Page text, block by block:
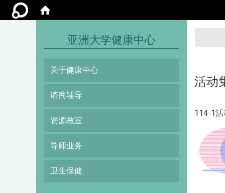
亚洲大学健康中心
关于健康中心
谘商辅导
资源教室
导师业务
卫生保健
活动
114-1